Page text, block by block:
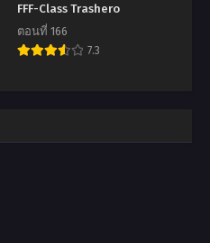
FFF-Class Trashero
ตอนที่ 166
7.3